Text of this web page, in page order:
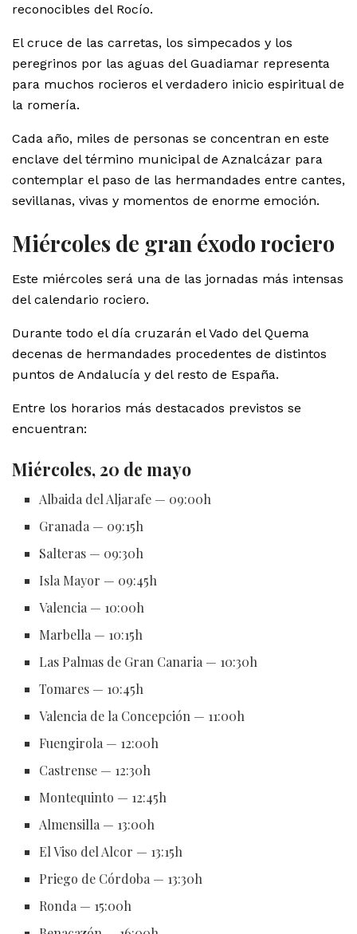
reconocibles del Rocío.
El cruce de las carretas, los simpecados y los
peregrinos por las aguas del Guadiamar representa
para muchos rocieros el verdadero inicio espiritual de
la romería.
Cada año, miles de personas se concentran en este
enclave del término municipal de Aznalcázar para
contemplar el paso de las hermandades entre cantes,
sevillanas, vivas y momentos de enorme emoción.
Miércoles de gran éxodo rociero
Este miércoles será una de las jornadas más intensas
del calendario rociero.
Durante todo el día cruzarán el Vado del Quema
decenas de hermandades procedentes de distintos
puntos de Andalucía y del resto de España.
Entre los horarios más destacados previstos se
encuentran:
Miércoles, 20 de mayo
Albaida del Aljarafe — 09:00h
Granada — 09:15h
Salteras — 09:30h
Isla Mayor — 09:45h
Valencia — 10:00h
Marbella — 10:15h
Las Palmas de Gran Canaria — 10:30h
Tomares — 10:45h
Valencia de la Concepción — 11:00h
Fuengirola — 12:00h
Castrense — 12:30h
Montequinto — 12:45h
Almensilla — 13:00h
El Viso del Alcor — 13:15h
Priego de Córdoba — 13:30h
Ronda — 15:00h